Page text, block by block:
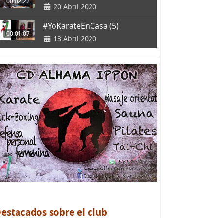
20 Abril 2020
00:01:07
#YoKarateEnCasa (5)
13 Abril 2020
sobre el club